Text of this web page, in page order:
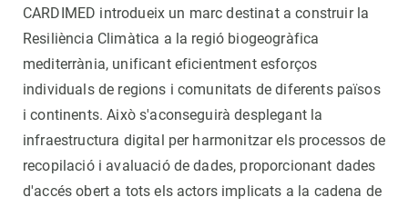
CARDIMED introdueix un marc destinat a construir la
Resiliència Climàtica a la regió biogeogràfica
mediterrània, unificant eficientment esforços
individuals de regions i comunitats de diferents països
i continents. Això s'aconseguirà desplegant la
infraestructura digital per harmonitzar els processos de
recopilació i avaluació de dades, proporcionant dades
d'accés obert a tots els actors implicats a la cadena de